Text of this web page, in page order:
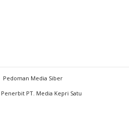
Pedoman Media Siber
PT. Media Kepri Satu